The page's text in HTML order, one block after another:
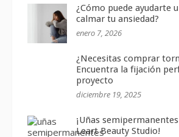
¿Cómo puede ayudarte
calmar tu ansiedad?
enero 7, 2026
¿Necesitas comprar
Encuentra la fijación
proyecto
diciembre 19, 2025
¡Uñas
Leart Beauty Studio!